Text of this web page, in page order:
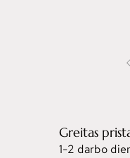
Greitas
1-2 darbo